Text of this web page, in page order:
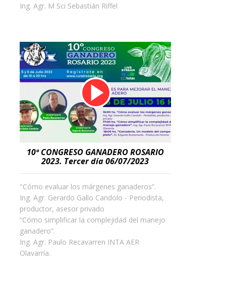
Ing. Agr. M Sci Sebastián Riffel
10º CONGRESO GANADERO ROSARIO
2023. Tercer día 06/07/2023
"Cómo evaluar los márgenes ganaderos”.
Ing. Agr. Gerardo Gallo Candolo - Periodista,
productor, asesor privado
“Cómo simplificar la complejidad del manejo
ganadero”.
Ing. Agr. Paulo Recavarren INTA AER
Olavarría.